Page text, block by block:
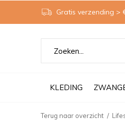
KLEDING
Gratis verzending >
Terug naar overzicht